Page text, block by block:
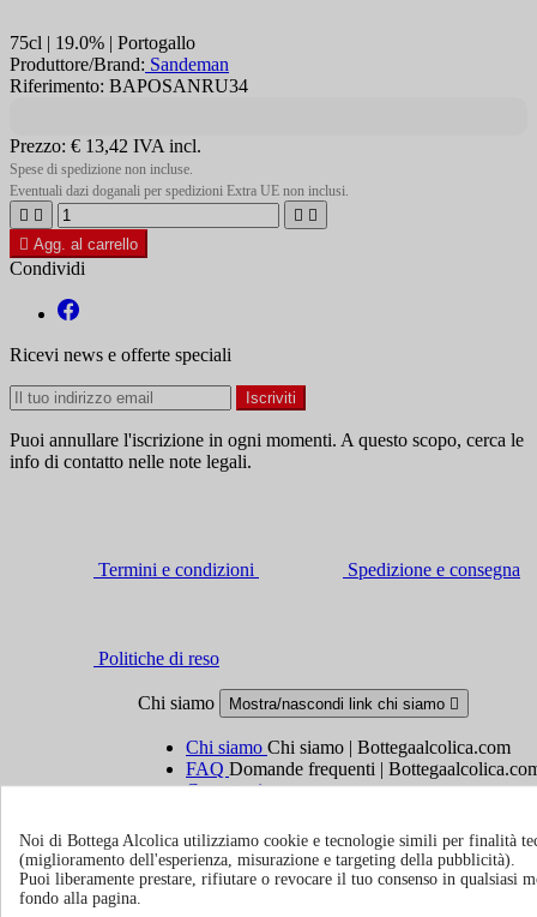
75cl | 19.0% | Portogallo
Produttore/Brand: Sandeman
Riferimento: BAPOSANRU34
Prezzo: € 13,42 IVA incl.
Spese di spedizione non incluse.
Eventuali dazi doganali per spedizioni Extra UE non inclusi.
   
 Agg. al carrello
Condividi
Ricevi news e offerte speciali
Puoi annullare l'iscrizione in ogni momenti. A questo scopo, cerca le
info di contatto nelle note legali.
Termini e condizioni Spedizione e consegna
Politiche di reso
Chi siamo Mostra/nascondi link chi siamo 
Chi siamo Chi siamo | Bottegaalcolica.com
FAQ Domande frequenti |
Contattaci
Informazioni Mostra/nascondi link informazioni
Noi di Bottega Alcolica utilizziamo cookie e tecnologie simili per finalità
(miglioramento dell'esperienza, misurazione e targeting della pubblicità).
Puoi liberamente prestare, rifiutare o revocare il tuo consenso in qualsiasi
fondo alla pagina.